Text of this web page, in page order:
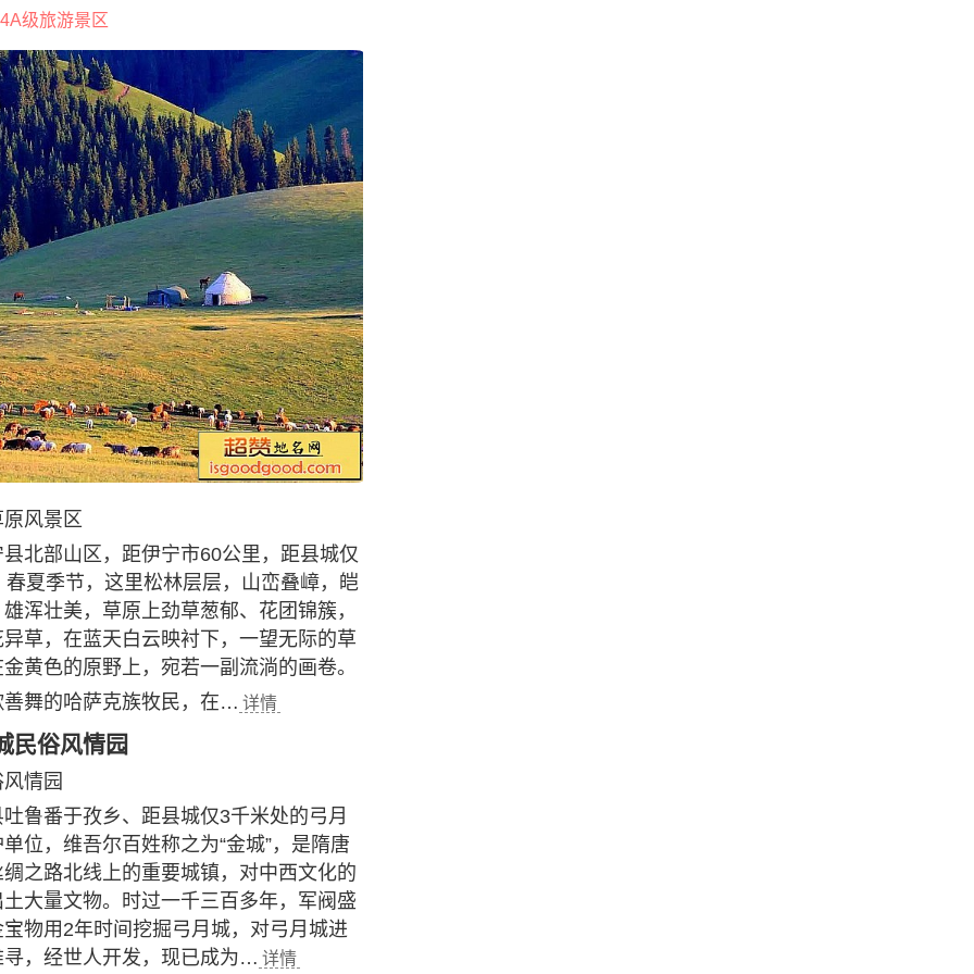
级旅游景区
风景区
北部山区，距伊宁市60公里，距县城仅
夏季节，这里松林层层，山峦叠嶂，皑
浑壮美，草原上劲草葱郁、花团锦簇，
草，在蓝天白云映衬下，一望无际的草
黄色的原野上，宛若一副流淌的画卷。
舞的哈萨克族牧民，在… 详情
民俗风情园
情园
鲁番于孜乡、距县城仅3千米处的弓月
位，维吾尔百姓称之为“金城”，是隋唐
之路北线上的重要城镇，对中西文化的
大量文物。时过一千三百多年，军阀盛
物用2年时间挖掘弓月城，对弓月城进
，经世人开发，现已成为… 详情